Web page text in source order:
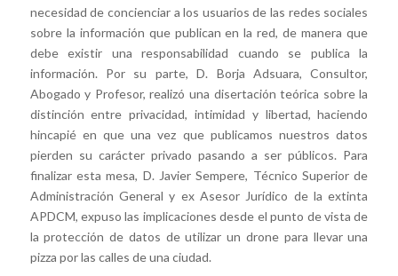
necesidad de concienciar a los usuarios de las redes sociales
sobre la información que publican en la red, de manera que
debe existir una responsabilidad cuando se publica la
información. Por su parte, D. Borja Adsuara, Consultor,
Abogado y Profesor, realizó una disertación teórica sobre la
distinción entre privacidad, intimidad y libertad, haciendo
hincapié en que una vez que publicamos nuestros datos
pierden su carácter privado pasando a ser públicos. Para
finalizar esta mesa, D. Javier Sempere, Técnico Superior de
Administración General y ex Asesor Jurídico de la extinta
APDCM, expuso las implicaciones desde el punto de vista de
la protección de datos de utilizar un drone para llevar una
pizza por las calles de una ciudad.